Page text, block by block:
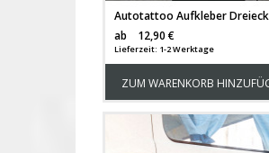
ab
12,90 €
Lieferzeit: 1-2 Werktage
ZUM WARENKORB